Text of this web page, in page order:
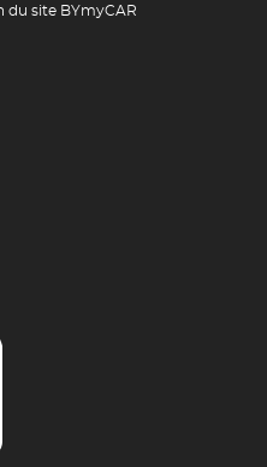
du site BYmyCAR